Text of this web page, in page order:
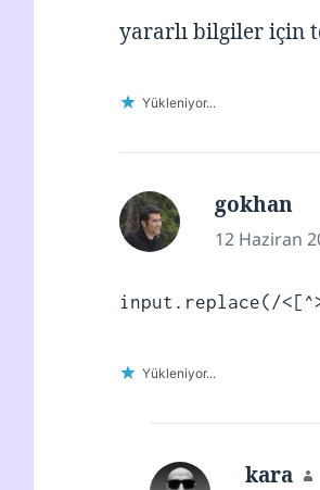
yararlı bilgiler için
Yükleniyor...
gokhan
ki:
12 Haziran
input.replace(/
Yükleniyor...
kara